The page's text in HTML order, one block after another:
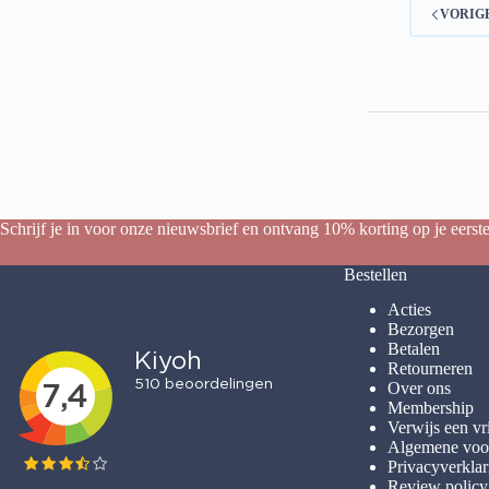
Schrijf je in voor onze nieuwsbrief en ontvang 10% korting op je
Bestellen
Acties
Bezorgen
Betalen
Retourneren
Over ons
Membership
Verwijs een
Algemene